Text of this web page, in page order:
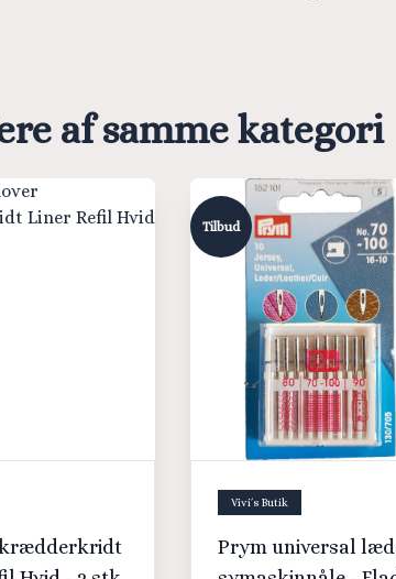
af samme kategori
Tilbud
Vivi´s Butik
Prym universal